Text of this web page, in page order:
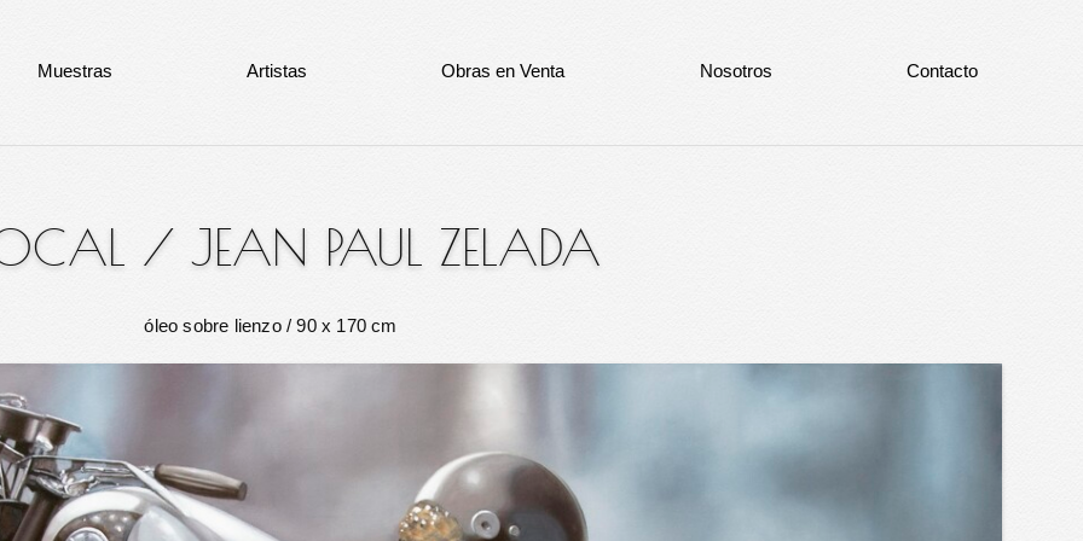
Muestras Artistas Obras en Venta Nosotros Contacto
/ JEAN PAUL ZELADA
óleo sobre lienzo/ 90 x 170 cm